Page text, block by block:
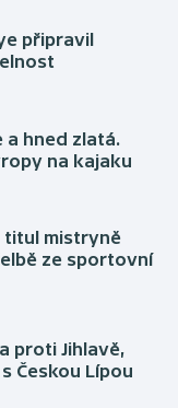
připravil
a hned zlatá.
na kajaku
titul mistryně
ze sportovní
proti Jihlavě,
Českou Lípou